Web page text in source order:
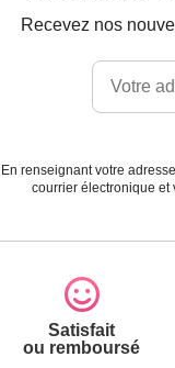
Recevez nos
En renseignant votre
courrier électronique et
Satisfait
ou remboursé